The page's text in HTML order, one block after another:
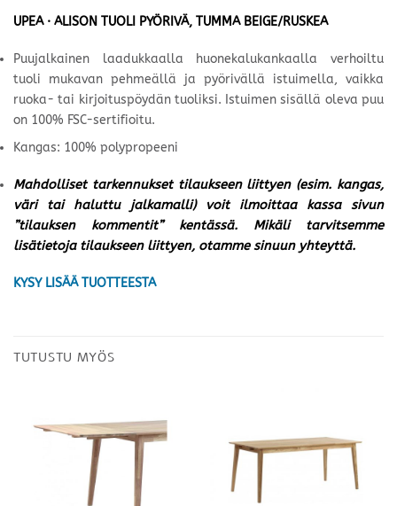
UPEA · ALISON TUOLI PYÖRIVÄ, TUMMA BEIGE/RUSKEA
Puujalkainen laadukkaalla huonekalukankaalla verhoiltu
tuoli mukavan pehmeällä ja pyörivällä istuimella, vaikka
ruoka- tai kirjoituspöydän tuoliksi. Istuimen sisällä oleva puu
on 100% FSC-sertifioitu.
Kangas: 100% polypropeeni
Mahdolliset tarkennukset tilaukseen liittyen (esim. kangas,
väri tai haluttu jalkamalli) voit ilmoittaa kassa sivun
”tilauksen kommentit” kentässä. Mikäli tarvitsemme
lisätietoja tilaukseen liittyen, otamme sinuun yhteyttä.
KYSY LISÄÄ TUOTTEESTA
TUTUSTU MYÖS